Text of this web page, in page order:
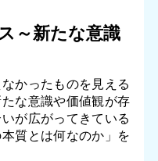
～新たな意識
かったものを見える
な意識や価値観が存
が広がってきている
質とは何なのか」を